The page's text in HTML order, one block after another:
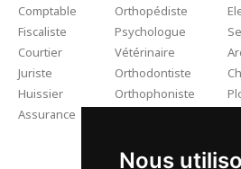
Nous
Comptable
Fiscaliste
Courtier
Juriste
Huissier
Assurance
Orthopédiste
Psychologue
Vétérinaire
Orthodontiste
Orthophoniste